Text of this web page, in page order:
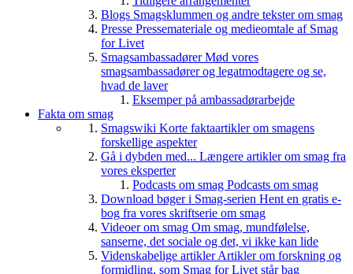
Blogs Smagsklummen og andre tekster om smag
Presse Pressemateriale og medieomtale af Smag
for Livet
SmagsambassadørerMød vores
smagsambassadører og legatmodtagere og se,
hvad de laver
Eksemper på ambassadørarbejde
Fakta om smag
Smagswiki Korte faktaartikler om smagens
forskellige aspekter
Gå i dybden med... Længere artikler om smag fra
vores eksperter
Podcasts om smag Podcasts om smag
Download bøger i Smag-serien Hent en gratis e-
bog fra vores skriftserie om smag
Videoer om smag Om smag, mundfølelse,
sanserne, det sociale og det, vi ikke kan lide
Videnskabelige artiklerArtikler om forskning og
formidling, som Smag for Livet står bag